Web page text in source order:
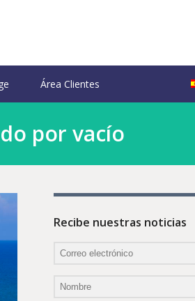
Área Clientes
por vacío
Recibe nuestras noticias